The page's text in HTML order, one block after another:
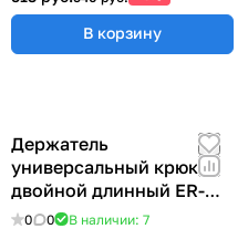
В корзину
Держатель
универсальный крюк
двойной длинный ER-
00012769
0 0 В наличии: 7